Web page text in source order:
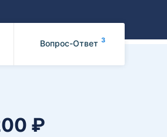
Вопрос-Ответ 3
₽